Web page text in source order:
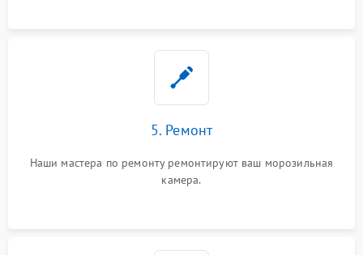
5. Ремонт
Наши мастера по ремонту ремонтируют ваш морозильная
камера.